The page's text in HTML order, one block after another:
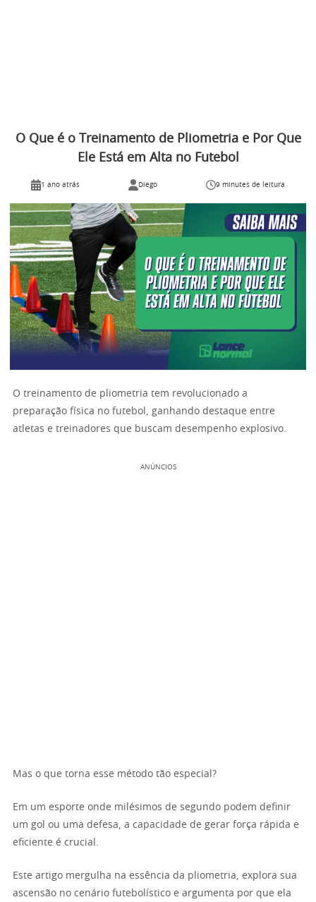
O Que é o Treinamento de Pliometria e Por Que
Ele Está em Alta no Futebol
1 ano atrás Diego 9 minutes de leitura
O treinamento de pliometria tem revolucionado a
preparação física no futebol, ganhando destaque entre
atletas e treinadores que buscam desempenho explosivo.
ANÚNCIOS
Mas o que torna esse método tão especial?
Em um esporte onde milésimos de segundo podem definir
um gol ou uma defesa, a capacidade de gerar força rápida e
eficiente é crucial.
Este artigo mergulha na essência da pliometria, explora sua
ascensão no cenário futebolístico e argumenta por que ela